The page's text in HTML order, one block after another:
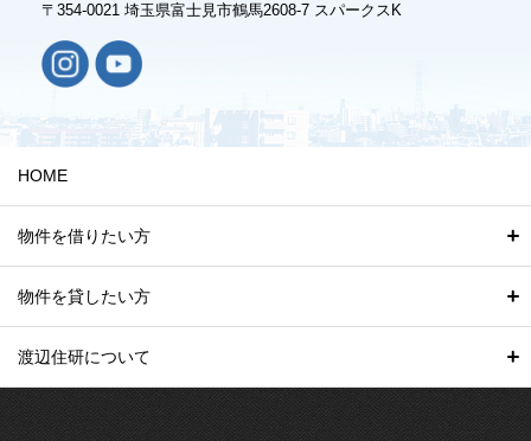
〒354-0021 埼玉県富士見市鶴馬2608-7 スパークスK
HOME
物件を借りたい方
物件を貸したい方
渡辺住研について